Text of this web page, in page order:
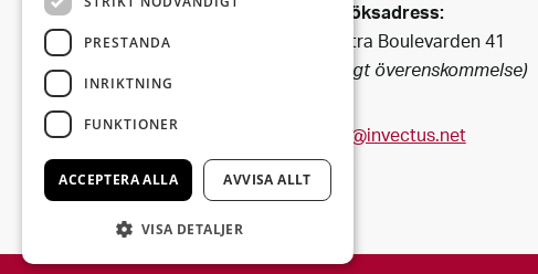
Vi förvaltar fastigheter i
centrala
Kristianstad och i dess fina
omgivning.
Besöksadress:
Västra Boulevarden 41
(enligt överenskommelse)
info@invectus.net
PRESTANDA
INRIKTNING
FUNKTIONER
ACCEPTERA ALLA AVVISA ALLT
VISA DETALJER